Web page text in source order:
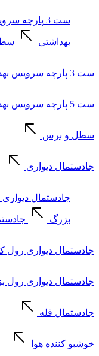
ست 3 پارچه سرویس بهداشتی
بهداشتی
ست 3 پارچه سرویس بهداشتی
ست 5 پارچه سرویس بهداشتی
سطل و برس
جادستمال دیواری
جادستمال
بزرگ
جادستمال دیواری رول
جادستمال دیواری رول
جادستمال فله
خوشبو کننده هوا